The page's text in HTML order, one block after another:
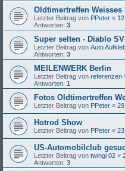
Oldtimertreffen Weisses
Letzter Beitrag von PPeter «
Antworten: 3
Super selten - Diablo
Letzter Beitrag von Auto
Antworten: 3
MEILENWERK Berlin
Letzter Beitrag von referenzen
Antworten: 1
Fotos Oldtimertreffen
Letzter Beitrag von PPeter «
Hotrod Show
Letzter Beitrag von PPeter «
US-Automobilclub
Letzter Beitrag von twingi 02 «
Antworten: 3